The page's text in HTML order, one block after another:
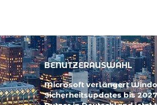
BENUTZERAUSWAHL
Microsoft verlängert
Sicherheitsupdates bis